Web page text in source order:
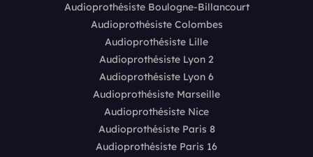
Audioprothésiste Boulogne-Billancourt
Audioprothésiste Colombes
Audioprothésiste Lille
Audioprothésiste Lyon 2
Audioprothésiste Lyon 6
Audioprothésiste Marseille
Audioprothésiste Nice
Audioprothésiste Paris 8
Audioprothésiste Paris 16